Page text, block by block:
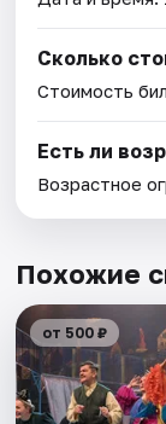
Сколько
Стоимость
Есть ли
Возрастное
Похожие
от 500 ₽